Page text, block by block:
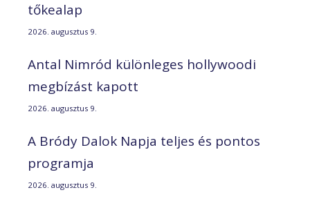
tőkealap
2026. augusztus 9.
Antal Nimród különleges hollywoodi
megbízást kapott
2026. augusztus 9.
A Bródy Dalok Napja teljes és pontos
programja
2026. augusztus 9.